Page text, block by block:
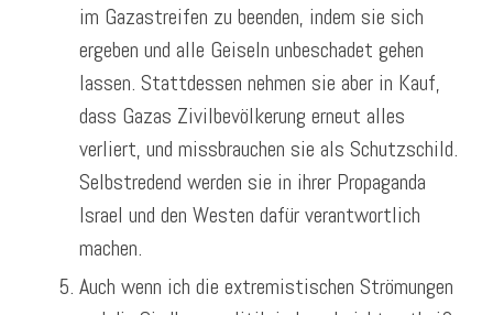
im Gazastreifen zu beenden, indem sie sich
ergeben und alle Geiseln unbeschadet gehen
lassen. Stattdessen nehmen sie aber in Kauf,
dass Gazas Zivilbevölkerung erneut alles
verliert, und missbrauchen sie als Schutzschild.
Selbstredend werden sie in ihrer Propaganda
Israel und den Westen dafür verantwortlich
machen.
Auch wenn ich die extremistischen Strömungen